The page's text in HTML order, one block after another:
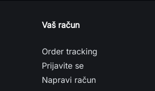
Vaš račun
Order tracking
Prijavite se
Napravi račun